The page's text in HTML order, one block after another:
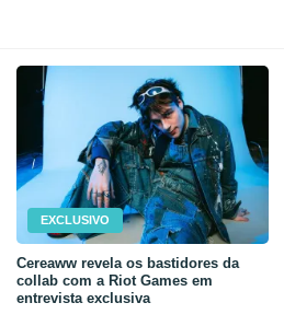
EXCLUSIVO
Cereaww revela os bastidores da
collab com a Riot Games em
entrevista exclusiva